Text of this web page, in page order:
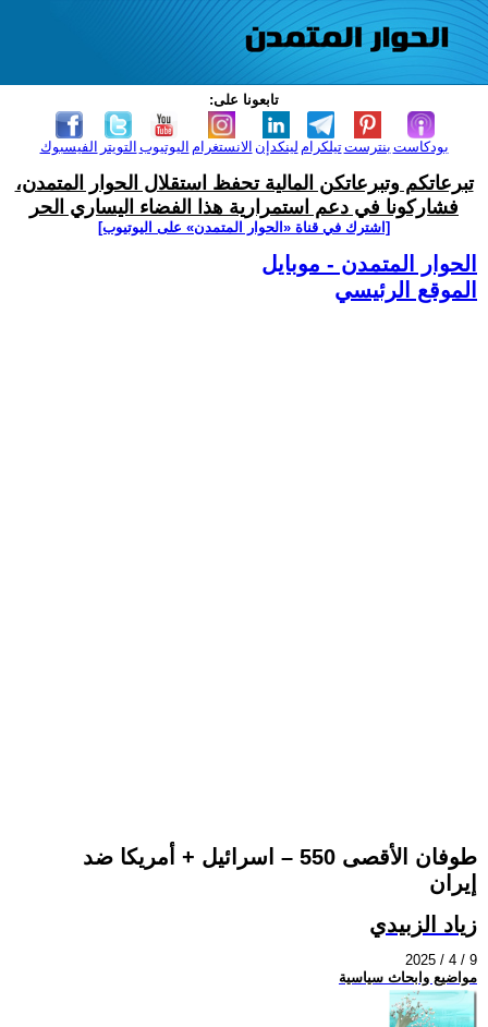
تابعونا على:
الفيسبوك التويتر اليوتيوب الانستغرام لينكدإن تيلكرامبنترست بودكاست
تبرعاتكم وتبرعاتكن المالية تحفظ استقلال الحوار المتمدن،
فشاركونا في دعم استمرارية هذا الفضاء اليساري الحر
[اشترك في قناة ‫«الحوار المتمدن» على اليوتيوب]
الحوار المتمدن - موبايل
الموقع الرئيسي
طوفان الأقصى 550 – اسرائيل + أمريكا ضد
إيران
زياد الزبيدي
2025 / 4 / 9
مواضيع وابحاث سياسية